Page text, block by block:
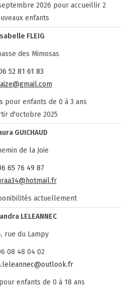
2026 pour accueillir 2
enfants
FLEIG
des Mimosas
52 81 61 83
pour enfants de 0 à 3 ans
d'octobre 2025
GUICHAUD
de la Joie
65 76 49 87
actuellement
LELEANNEC
rue du Lampy
08 48 04 02
enfants de 0 à 18 ans